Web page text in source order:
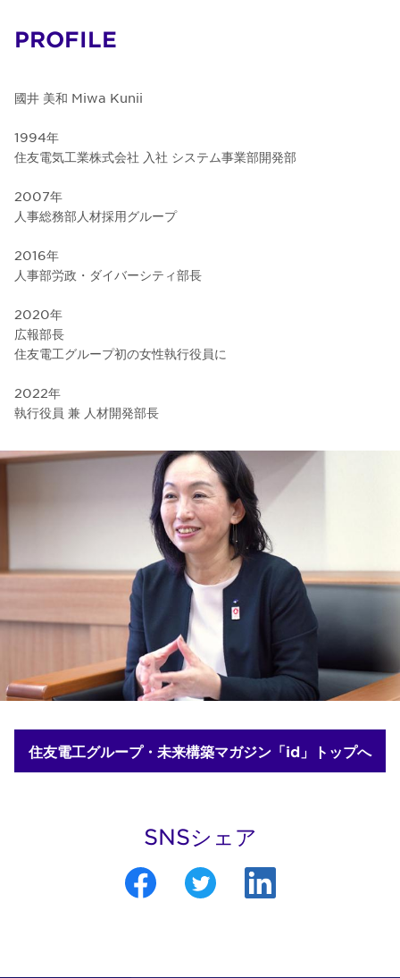
PROFILE
國井 美和 Miwa Kunii
1994年
住友電気工業株式会社 入社 システム事業部開発部
2007年
人事総務部人材採用グループ
2016年
人事部労政・ダイバーシティ部長
2020年
広報部長
住友電工グループ初の女性執行役員に
2022年
執行役員 兼 人材開発部長
住友電工グループ・未来構築マガジン「id」トップへ
SNSシェア